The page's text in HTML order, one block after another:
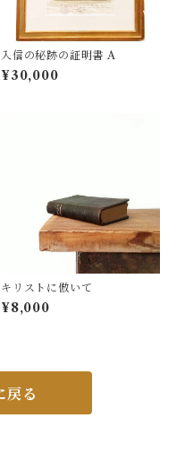
入信の秘跡の証明書 A
¥30,000
キリストに倣いて
¥8,000
戻る